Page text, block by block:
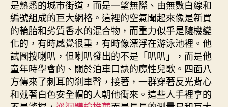
是熟悉的城市街道，而是一望無際、由無數白線和
編號組成的巨大網格。這裡的空氣聞起來像是新買
的輪胎和劣質香水的混合物，而重力似乎是隨機變
化的，有時感覺很重，有時像漂浮在游泳池裡。他
試圖按喇叭，但喇叭發出的不是「叭叭」，而是他
童年時學會的、關於泊車口訣的魔性兒歌。四面八
方傳來了刺耳的剎車聲，接著，一群穿著反光背心
和戴著白色安全帽的人朝他衝來。這些人手裡拿的